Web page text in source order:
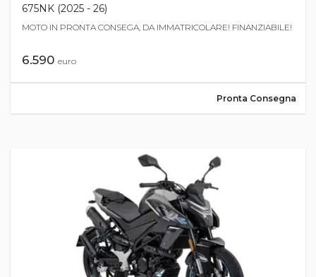
675NK (2025 - 26)
MOTO IN PRONTA CONSEGA, DA IMMATRICOLARE! FINANZIABILE!
6.590 euro
Pronta Consegna